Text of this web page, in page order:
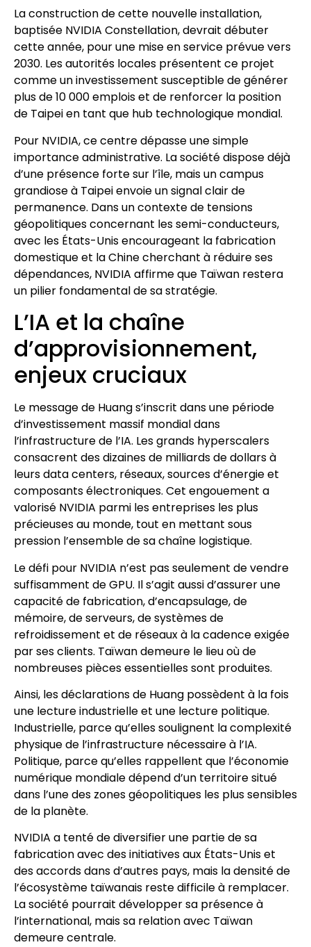
La construction de cette nouvelle installation,
baptisée NVIDIA Constellation, devrait débuter
cette année, pour une mise en service prévue vers
2030. Les autorités locales présentent ce projet
comme un investissement susceptible de générer
plus de 10 000 emplois et de renforcer la position
de Taipei en tant que hub technologique mondial.
Pour NVIDIA, ce centre dépasse une simple
importance administrative. La société dispose déjà
d’une présence forte sur l’île, mais un campus
grandiose à Taipei envoie un signal clair de
permanence. Dans un contexte de tensions
géopolitiques concernant les semi-conducteurs,
avec les États-Unis encourageant la fabrication
domestique et la Chine cherchant à réduire ses
dépendances, NVIDIA affirme que Taïwan restera
un pilier fondamental de sa stratégie.
L’IA et la chaîne
d’approvisionnement,
enjeux cruciaux
Le message de Huang s’inscrit dans une période
d’investissement massif mondial dans
l’infrastructure de l’IA. Les grands hyperscalers
consacrent des dizaines de milliards de dollars à
leurs data centers, réseaux, sources d’énergie et
composants électroniques. Cet engouement a
valorisé NVIDIA parmi les entreprises les plus
précieuses au monde, tout en mettant sous
pression l’ensemble de sa chaîne logistique.
Le défi pour NVIDIA n’est pas seulement de vendre
suffisamment de GPU. Il s’agit aussi d’assurer une
capacité de fabrication, d’encapsulage, de
mémoire, de serveurs, de systèmes de
refroidissement et de réseaux à la cadence exigée
par ses clients. Taïwan demeure le lieu où de
nombreuses pièces essentielles sont produites.
Ainsi, les déclarations de Huang possèdent à la fois
une lecture industrielle et une lecture politique.
Industrielle, parce qu’elles soulignent la complexité
physique de l’infrastructure nécessaire à l’IA.
Politique, parce qu’elles rappellent que l’économie
numérique mondiale dépend d’un territoire situé
dans l’une des zones géopolitiques les plus sensibles
de la planète.
NVIDIA a tenté de diversifier une partie de sa
fabrication avec des initiatives aux États-Unis et
des accords dans d’autres pays, mais la densité de
l’écosystème taïwanais reste difficile à remplacer.
La société pourrait développer sa présence à
l’international, mais sa relation avec Taïwan
demeure centrale.